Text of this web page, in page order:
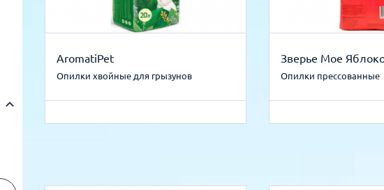
AromatiPet
Опилки хвойные для грызунов
Зверье Мое
Опилки прессованные